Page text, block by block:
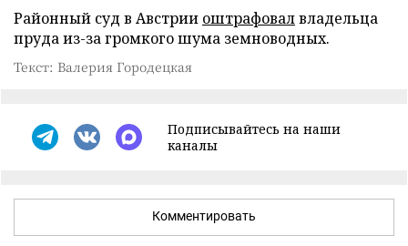
Районный суд в Австрии оштрафовалвладельца
пруда из-за громкого шума земноводных.
Текст: Валерия Городецкая
Подписывайтесь на наши
каналы
Комментировать